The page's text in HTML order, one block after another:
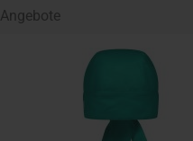
Angebote